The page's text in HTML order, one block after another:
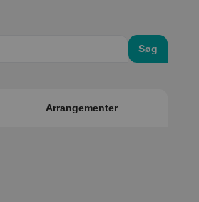
Søg
Arrangementer